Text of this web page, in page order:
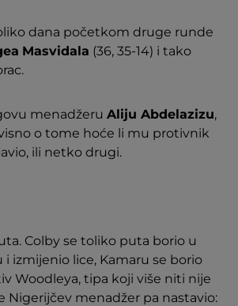
dana početkom druge runde
Masvidala (36, 35-14) i tako
menadžeru Aliju Abdelazizu,
o tome hoće li mu protivnik
ili netko drugi.
Colby se toliko puta borio u
izmijenio lice, Kamaru se borio
Woodleya, tipa koji više niti nije
Nigerijčev menadžer pa nastavio: